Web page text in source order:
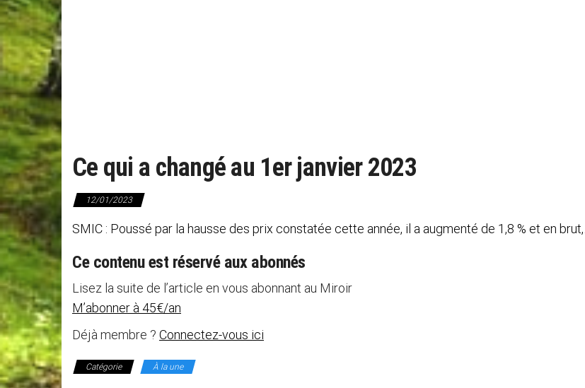
Ce qui a changé au 1er janvier 2023
12/01/2023
SMIC : Poussé par la hausse des prix constatée cette année, il a augmenté de 1,8 % et en brut,…
Ce contenu est réservé aux abonnés
Lisez la suite de l’article en vous abonnant au Miroir
M’abonner à 45€/an
Déjà membre ? Connectez-vous ici
Catégorie À la une